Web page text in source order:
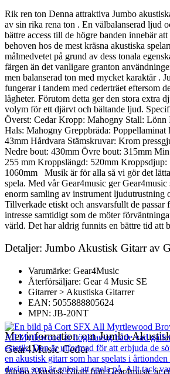
Rik ren ton Denna attraktiva Jumbo
av sin rika rena ton . En välbalanserad ljud
bättre access till de högre banden innebär
behoven hos de mest kräsna akustiska
målmedvetet på grund av dess tonala
färgen än det vanligare granton
men balanserad ton med mycket karaktär .
fungerar i tandem med cederträet eftersom
lågheter. Förutom detta ger den stora extra
volym för ett djärvt och bältande ljud.
Överst: Cedar Kropp: Mahogny Stall: Lönn
Hals: Mahogny Greppbräda: Poppellaminat
43mm Hårdvara Stämskruvar: Krom
Nedre bout: 430mm Övre bout: 315mm
255 mm Kroppslängd: 520mm Kroppsdjup:
1060mm Musik är för alla så vi gör det
spela. Med vår Gear4music ger Gear4music
enorm samling av instrument ljudutrustning
Tillverkade etiskt och ansvarsfullt de passar
intresse samtidigt som de möter
värld. Det har aldrig funnits en bättre tid att
Detaljer: Jumbo Akustisk Gitarr av
Varumärke: Gear4Music
Återförsäljare: Gear 4 Music SE
Gitarrer > Akustiska Gitarrer
EAN: 5055888805624
MPN: JB-20NT
Mer information om Jumbo
Gear4Music Ceder
Jumbo Akustisk Gitarr från Gear4music är